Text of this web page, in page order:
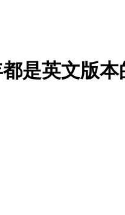
是英文版本